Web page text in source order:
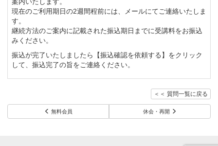
現在のご利用期日の2週間程前には、メールにてご連絡いたしま
す。
継続方法のご案内に記載された振込期日までに受講料をお振込
みください。
振込が完了いたしましたら【振込確認を依頼する】をクリック
して、振込完了の旨をご連絡ください。
＜＜ 質問一覧に戻る
無料会員 休会・再開